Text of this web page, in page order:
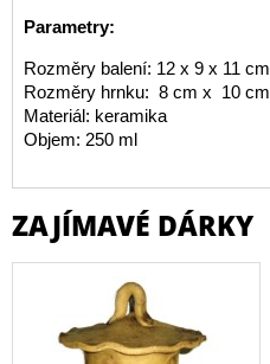
Parametry:
Rozměry balení: 12 x 9 x 11 cm
Rozměry hrnku: 8 cm x 10 cm
Materiál: keramika
Objem: 250 ml
ZAJÍMAVÉ DÁRKY